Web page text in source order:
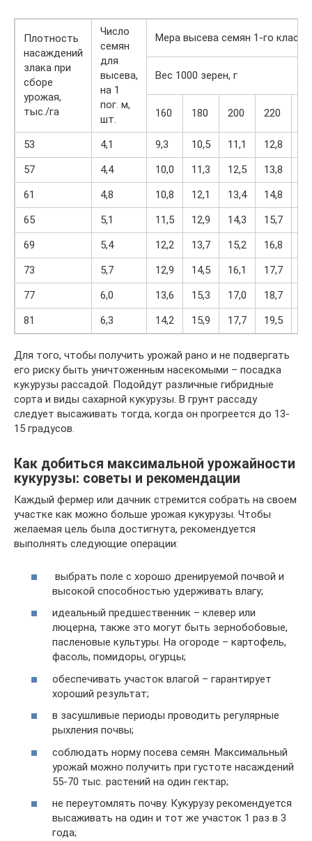
Плотность
насаждений
злака при
сборе
урожая,
тыс./га
Число
семян
для
высева,
на 1
пог. м,
шт.
Мера высева семян 1-го
Вес 1000 зерен, г
160 180 200 220
53 4,1 9,3 10,5 11,1 12,8
57
4,4 10,0 11,3 12,5 13,8
61
4,8 10,8 12,1 13,4 14,8
65
5,1 11,5 12,9 14,3 15,7
69
5,4 12,2 13,7 15,2 16,8
73
5,7 12,9 14,5 16,1 17,7
77
6,0 13,6 15,3 17,0 18,7
81
6,3 14,2 15,9 17,7 19,5
Для того, чтобы получить урожай рано и не подвергать
его риску быть уничтоженным насекомыми – посадка
кукурузы рассадой. Подойдут различные гибридные
сорта и виды сахарной кукурузы. В грунт рассаду
следует высаживать тогда, когда он прогреется до 13-
15 градусов.
Как добиться максимальной урожайности
кукурузы: советы и рекомендации
Каждый фермер или дачник стремится собрать на своем
участке как можно больше урожая кукурузы. Чтобы
желаемая цель была достигнута, рекомендуется
выполнять следующие операции:
выбрать поле с хорошо дренируемой почвой и
высокой способностью удерживать влагу;
идеальный предшественник – клевер или
люцерна, также это могут быть зернобобовые,
пасленовые культуры. На огороде – картофель,
фасоль, помидоры, огурцы;
обеспечивать участок влагой – гарантирует
хороший результат;
в засушливые периоды проводить регулярные
рыхления почвы;
соблюдать норму посева семян. Максимальный
урожай можно получить при густоте насаждений
55-70 тыс. растений на один гектар;
не переутомлять почву. Кукурузу рекомендуется
высаживать на один и тот же участок 1 раз в 3
года;